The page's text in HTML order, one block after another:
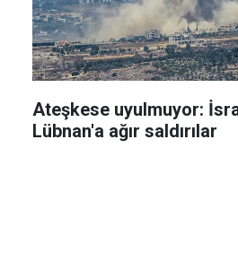
Ateşkese uyulmuyor:
Lübnan'a ağır saldırılar